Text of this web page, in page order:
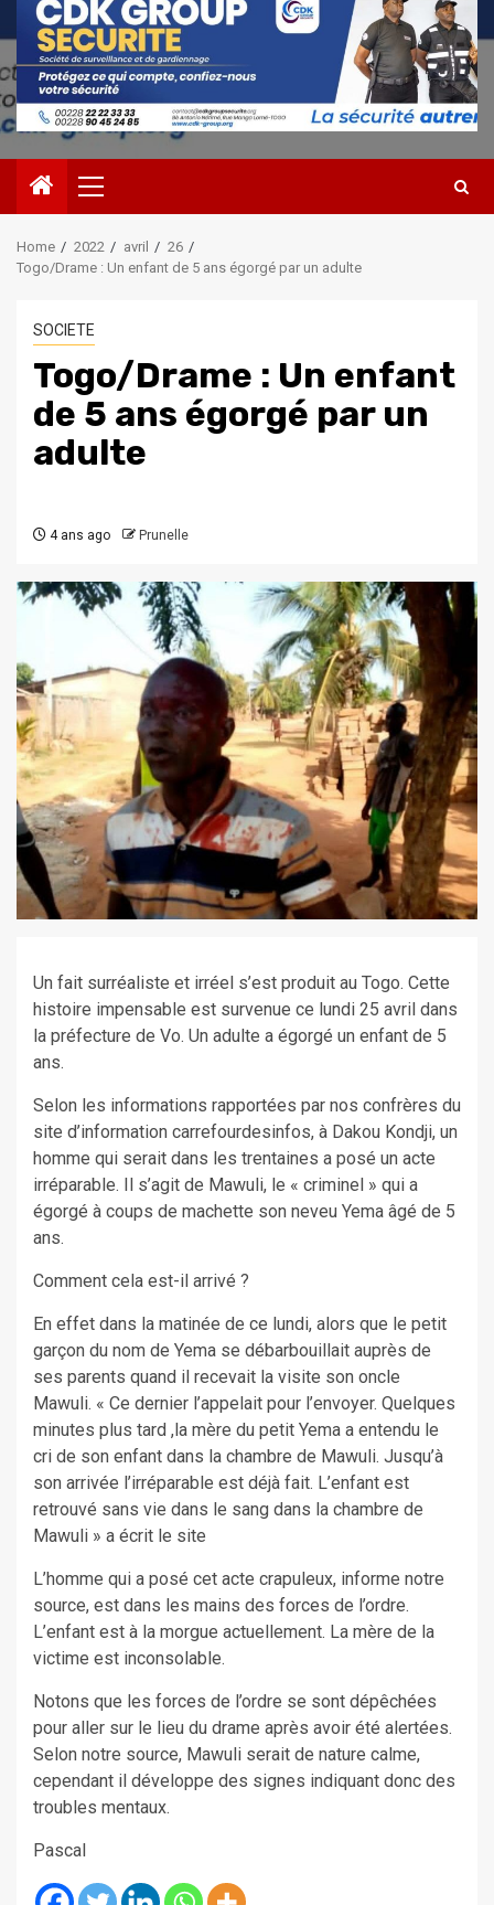
Primary
Menu
Home 2022 avril
26
Togo/Drame : Un enfant de 5 ans égorgé par un adulte
SOCIETE
Togo/Drame : Un enfant
de 5 ans égorgé par un
adulte
4 ans ago Prunelle
Un fait surréaliste et irréel s’est produit au Togo. Cette
histoire impensable est survenue ce lundi 25 avril dans
la préfecture de Vo. Un adulte a égorgé un enfant de 5
ans.
Selon les informations rapportées par nos confrères du
site d’information carrefourdesinfos, à Dakou Kondji, un
homme qui serait dans les trentaines a posé un acte
irréparable. Il s’agit de Mawuli, le « criminel » qui a
égorgé à coups de machette son neveu Yema âgé de 5
ans.
Comment cela est-il arrivé ?
En effet dans la matinée de ce lundi, alors que le petit
garçon du nom de Yema se débarbouillait auprès de
ses parents quand il recevait la visite son oncle
Mawuli. « Ce dernier l’appelait pour l’envoyer. Quelques
minutes plus tard ,la mère du petit Yema a entendu le
cri de son enfant dans la chambre de Mawuli. Jusqu’à
son arrivée l’irréparable est déjà fait. L’enfant est
retrouvé sans vie dans le sang dans la chambre de
Mawuli » a écrit le site
L’homme qui a posé cet acte crapuleux, informe notre
source, est dans les mains des forces de l’ordre.
L’enfant est à la morgue actuellement. La mère de la
victime est inconsolable.
Notons que les forces de l’ordre se sont dépêchées
pour aller sur le lieu du drame après avoir été alertées.
Selon notre source, Mawuli serait de nature calme,
cependant il développe des signes indiquant donc des
troubles mentaux.
Pascal